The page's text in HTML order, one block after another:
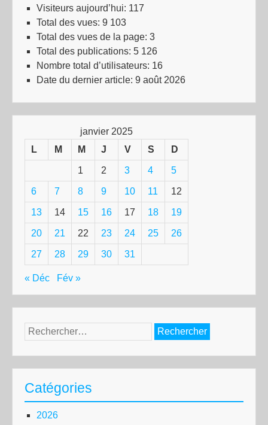
Visiteurs aujourd’hui: 117
Total des vues: 9 103
Total des vues de la page: 3
Total des publications: 5 126
Nombre total d’utilisateurs: 16
Date du dernier article: 9 août 2026
janvier 2025
L
M M J V S D
1 2 3 4 5
6 7 8 9 10 11 12
13 14 15 16 17 18 19
20 21 22 23 24 25 26
27 28 29 30 31
« Déc Fév »
Rechercher :
Catégories
2026